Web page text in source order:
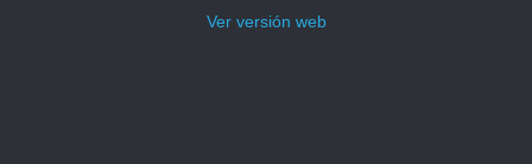
Ver versión web